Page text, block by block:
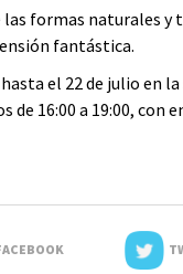
formas naturales y
fantástica.
el 22 de julio en
de 16:00 a 19:00,